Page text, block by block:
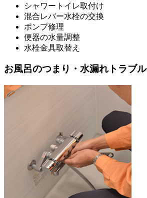
シャワートイレ取付け
混合レバー水栓の交換
ポンプ修理
便器の水量調整
水栓金具取替え
お風呂のつまり・水漏れトラブル